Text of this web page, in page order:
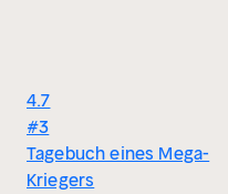
4.7
#3
Tagebuch eines Mega-
Kriegers